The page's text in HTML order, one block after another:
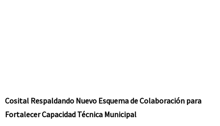
Cosital Respaldando Nuevo Esquema de Colaboración para
Fortalecer Capacidad Técnica Municipal